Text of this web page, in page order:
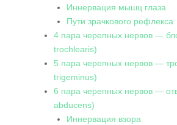
Иннервация мышц глаза
Пути зрачкового рефлекса
4 пара черепных нервов —
trochlearis)
5 пара черепных нервов —
trigeminus)
6 пара черепных нервов —
abducens)
Иннервация взора